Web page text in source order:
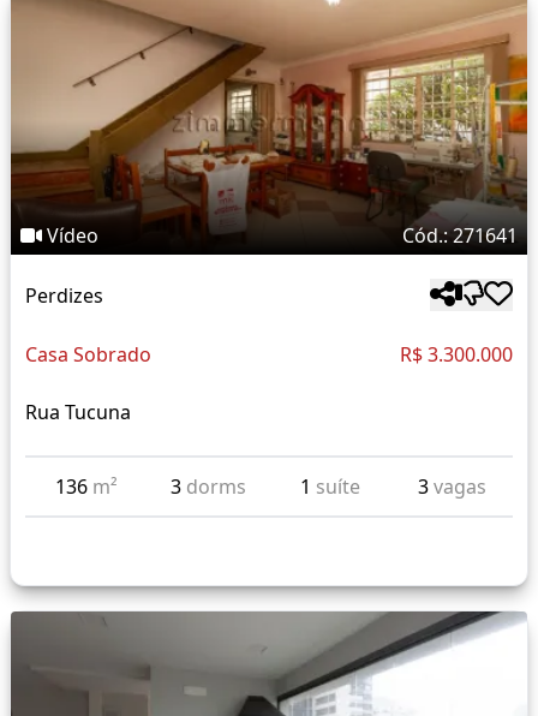
Vídeo Cód.: 271641
Perdizes
Casa Sobrado R$ 3.300.000
Rua Tucuna
136 m² 3 dorms 1 suíte 3vagas